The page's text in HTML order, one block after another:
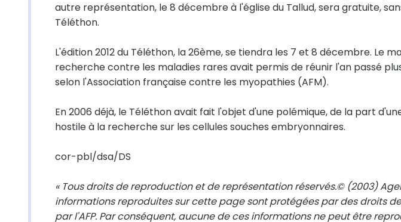
autre représentation, le 8 décembre à l'église du Tallud, sera gratuite,
Téléthon.
L'édition 2012 du Téléthon, la 26ème, se tiendra les 7 et 8 décembre. Le
recherche contre les maladies rares avait permis de réunir l'an passé
selon l'Association française contre les myopathies (AFM).
En 2006 déjà, le Téléthon avait fait l'objet d'une polémique, de la part
hostile à la recherche sur les cellules souches embryonnaires.
cor-pbl/dsa/DS
« Tous droits de reproduction et de représentation réservés.© (2003)
informations reproduites sur cette page sont protégées par des droits
par l'AFP. Par conséquent, aucune de ces informations ne peut être